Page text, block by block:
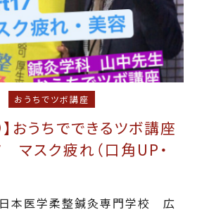
おうちでツボ講座
おうちでできるツボ講座
スク疲れ（口角UP・
日本医学柔整鍼灸専門学校 広